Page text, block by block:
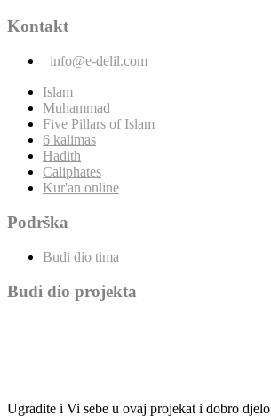
Kontakt
info@e-delil.com
Islam
Muhammad
Five Pillars of Islam
6 kalimas
Hadith
Caliphates
Kur'an online
Podrška
Budi dio tima
Budi dio projekta
Ugradite i Vi sebe u ovaj projekat i dobro djelo